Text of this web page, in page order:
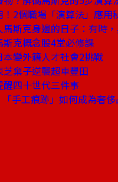
2個職場「演算法」應用
斯克身邊的日子：有時
克概念股4堂必修課
變外籍人才社會2挑戰
棄子逆襲超車豐田
四十世代三件事
手工痕跡」如何成為奢侈